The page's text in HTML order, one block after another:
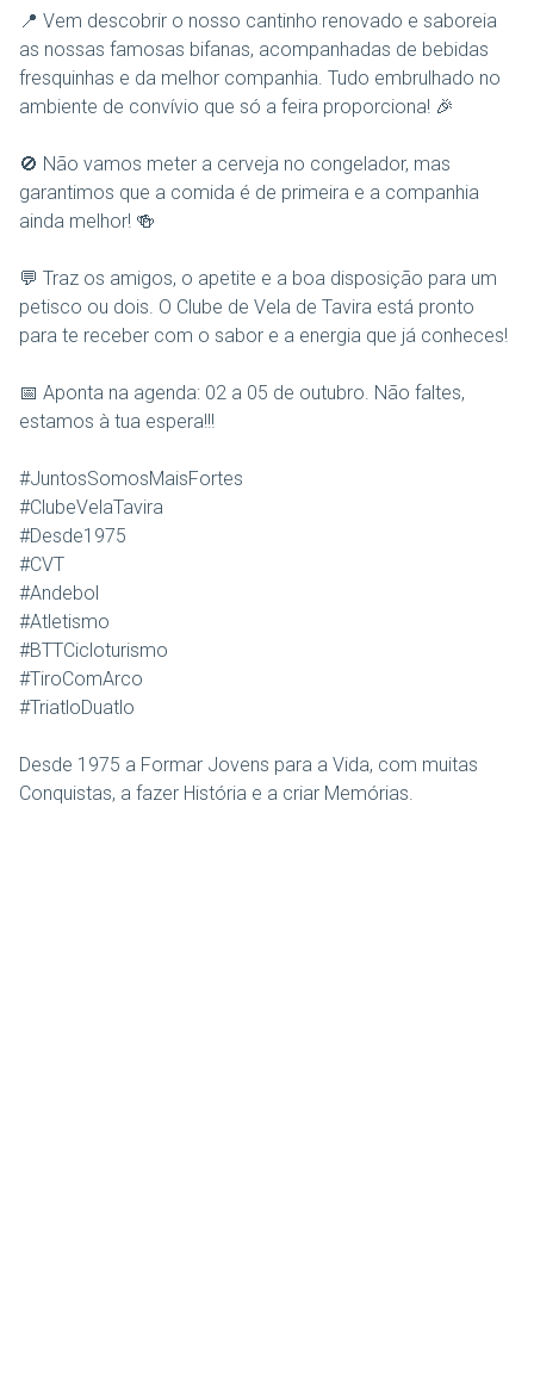
📍 Vem descobrir o nosso cantinho renovado e saboreia
as nossas famosas bifanas, acompanhadas de bebidas
fresquinhas e da melhor companhia. Tudo embrulhado no
ambiente de convívio que só a feira proporciona! 🎉
🚫 Não vamos meter a cerveja no congelador, mas
garantimos que a comida é de primeira e a companhia
ainda melhor! 🍻
💬 Traz os amigos, o apetite e a boa disposição para um
petisco ou dois. O Clube de Vela de Tavira está pronto
para te receber com o sabor e a energia que já conheces!
📅 Aponta na agenda: 02 a 05 de outubro. Não faltes,
estamos à tua espera!!!
#JuntosSomosMaisFortes
#ClubeVelaTavira
#Desde1975
#CVT
#Andebol
#Atletismo
#BTTCicloturismo
#TiroComArco
#TriatloDuatlo
Desde 1975 a Formar Jovens para a Vida, com muitas
Conquistas, a fazer História e a criar Memórias.